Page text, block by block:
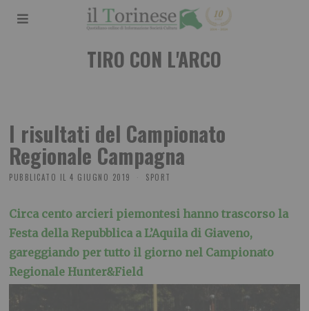
TIRO CON L'ARCO
I risultati del Campionato
Regionale Campagna
PUBBLICATO IL 4 GIUGNO 2019 SPORT
Circa cento arcieri piemontesi hanno trascorso la
Festa della Repubblica a L’Aquila di Giaveno,
gareggiando per tutto il giorno nel Campionato
Regionale Hunter&Field